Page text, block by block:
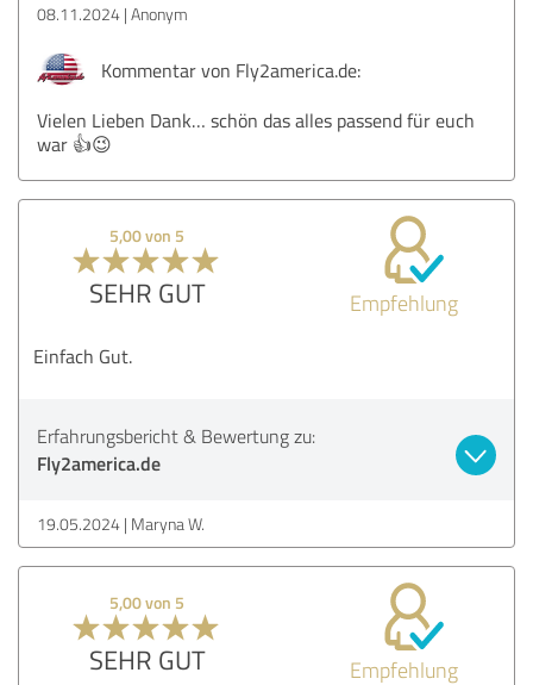
08.11.2024 Anonym
Kommentar von Fly2america.de:
Vielen Lieben Dank… schön das alles passend für euch
war 👍😉
5,00 von 5
SEHR GUT Empfehlung
Einfach Gut.
Erfahrungsbericht & Bewertung zu:
Fly2america.de
19.05.2024 Maryna W.
5,00 von 5
SEHR GUT Empfehlung